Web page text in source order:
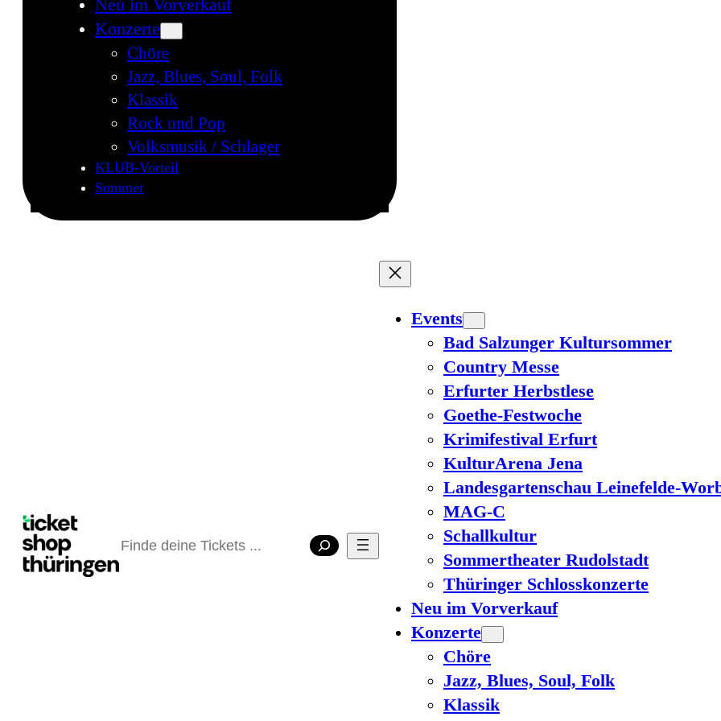
Neu im Vorverkauf
Konzerte
Chöre
Jazz, Blues, Soul, Folk
Klassik
Rock und Pop
Volksmusik / Schlager
KLUB-Vorteil
Sommer
Suchen
Events
Bad Salzunger Kultursommer
Country Messe
Erfurter Herbstlese
Goethe-Festwoche
Krimifestival Erfurt
KulturArena Jena
Landesgartenschau Leinefelde-
MAG-C
Schallkultur
Sommertheater Rudolstadt
Thüringer Schlosskonzerte
Neu im Vorverkauf
Konzerte
Chöre
Jazz, Blues, Soul, Folk
Klassik